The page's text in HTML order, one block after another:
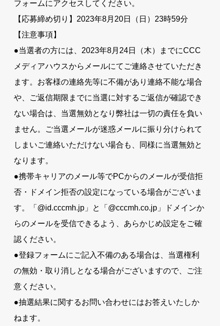
フォームにアクセスしてください。
【応募締め切り】2023年8月20日（日）23時59分
【注意事項】
●当選者の方には、2023年8月24日（木）までにCCC
メディアハウスからメールにてご連絡させていただき
ます。お客様の連絡先等に不備があり連絡不能な場合
や、ご返信期限までに当選に対するご返信が確認でき
ない場合は、当選無効となり弊社は一切の責任を負い
ません。ご当選メールが迷惑メールに振り分けられて
しまいご連絡いただけない場合も、同様に当選無効と
なります。
●携帯キャリアのメール等でPCからのメールが受信拒
否・ドメイン拒否の設定になっている場合がございま
す。「@id.cccmh.jp」と「@cccmh.co.jp」ドメインか
らのメールを受信できるよう、あらかじめ設定をご確
認ください。
●登録フォームにご記入不備のある場合は、当選権利
の無効・取り消しとなる場合がございますので、ご注
意ください。
●抽選結果に関するお問い合わせにはお答えいたしか
ねます。